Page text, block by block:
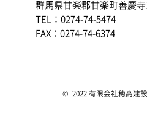
群馬県甘楽郡甘楽町善慶寺
TEL：0274-74-5474
FAX：0274-74-6374
© 2022 有限会社穂高建設